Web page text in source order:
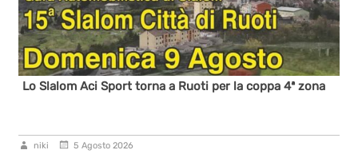
Lo Slalom Aci Sport torna a Ruoti per la coppa 4ª zona
niki 5 Agosto 2026